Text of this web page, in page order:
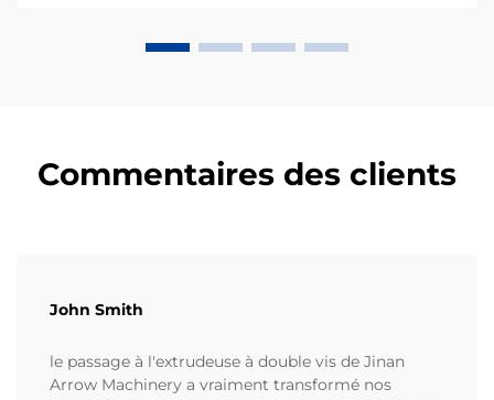
Commentaires des clients
John Smith
le passage à l'extrudeuse à double vis de Jinan
Arrow Machinery a vraiment transformé nos